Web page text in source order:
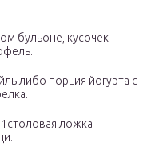
бульоне, кусочек
либо порция йогурта с
ложка